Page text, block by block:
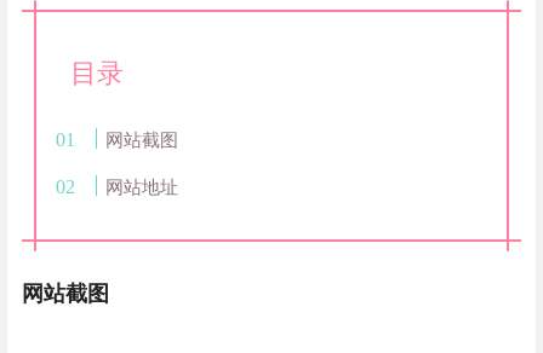
目录
网站截图
网站地址
网站截图